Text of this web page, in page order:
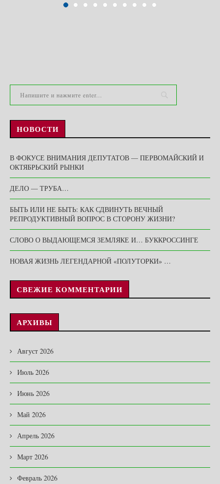
НОВОСТИ
В ФОКУСЕ ВНИМАНИЯ ДЕПУТАТОВ — ПЕРВОМАЙСКИЙ И
ОКТЯБРЬСКИЙ РЫНКИ
ДЕЛО — ТРУБА…
БЫТЬ ИЛИ НЕ БЫТЬ: КАК СДВИНУТЬ ВЕЧНЫЙ
РЕПРОДУКТИВНЫЙ ВОПРОС В СТОРОНУ ЖИЗНИ?
СЛОВО О ВЫДАЮЩЕМСЯ ЗЕМЛЯКЕ И… БУККРОССИНГЕ
НОВАЯ ЖИЗНЬ ЛЕГЕНДАРНОЙ «ПОЛУТОРКИ» …
СВЕЖИЕ КОММЕНТАРИИ
АРХИВЫ
Август 2026
Июль 2026
Июнь 2026
Май 2026
Апрель 2026
Март 2026
Февраль 2026